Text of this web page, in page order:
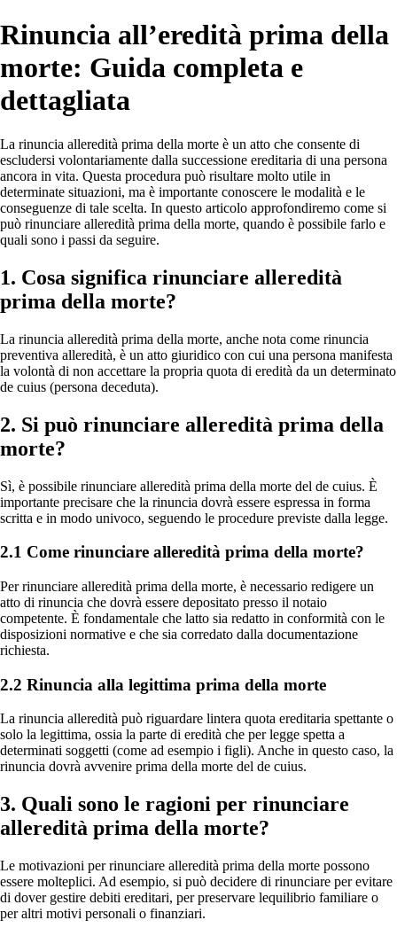
Rinuncia all’eredità prima della
morte: Guida completa e
dettagliata
La rinuncia alleredità prima della morte è un atto che consente di
escludersi volontariamente dalla successione ereditaria di una persona
ancora in vita. Questa procedura può risultare molto utile in
determinate situazioni, ma è importante conoscere le modalità e le
conseguenze di tale scelta. In questo articolo approfondiremo come si
può rinunciare alleredità prima della morte, quando è possibile farlo e
quali sono i passi da seguire.
1. Cosa significa rinunciare alleredità
prima della morte?
La rinuncia alleredità prima della morte, anche nota come rinuncia
preventiva alleredità, è un atto giuridico con cui una persona manifesta
la volontà di non accettare la propria quota di eredità da un determinato
de cuius (persona deceduta).
2. Si può rinunciare alleredità prima della
morte?
Sì, è possibile rinunciare alleredità prima della morte del de cuius. È
importante precisare che la rinuncia dovrà essere espressa in forma
scritta e in modo univoco, seguendo le procedure previste dalla legge.
2.1 Come rinunciare alleredità prima della morte?
Per rinunciare alleredità prima della morte, è necessario redigere un
atto di rinuncia che dovrà essere depositato presso il notaio
competente. È fondamentale che latto sia redatto in conformità con le
disposizioni normative e che sia corredato dalla documentazione
richiesta.
2.2 Rinuncia alla legittima prima della morte
La rinuncia alleredità può riguardare lintera quota ereditaria spettante o
solo la legittima, ossia la parte di eredità che per legge spetta a
determinati soggetti (come ad esempio i figli). Anche in questo caso, la
rinuncia dovrà avvenire prima della morte del de cuius.
3. Quali sono le ragioni per rinunciare
alleredità prima della morte?
Le motivazioni per rinunciare alleredità prima della morte possono
essere molteplici. Ad esempio, si può decidere di rinunciare per evitare
di dover gestire debiti ereditari, per preservare lequilibrio familiare o
per altri motivi personali o finanziari.